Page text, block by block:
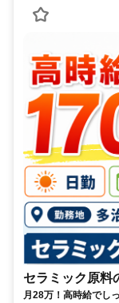
セラミック原料
月28万！高時給でし